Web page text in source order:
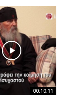
00:10:11